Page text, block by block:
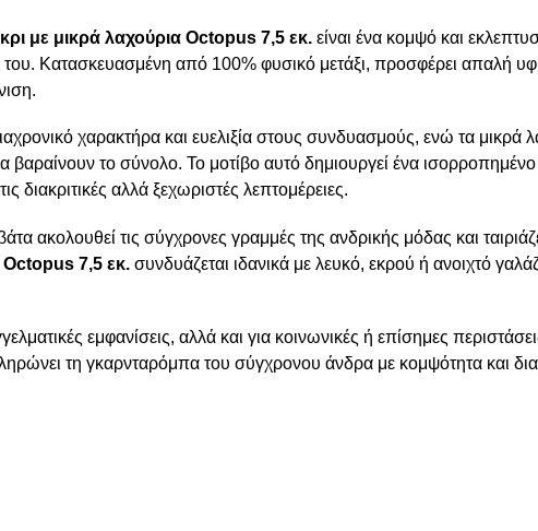
με μικρά λαχούρια Octopus 7,5 εκ.είναι ένα κομψό και
του. Κατασκευασμένη από 100% φυσικό μετάξι, προσφέρει απαλή
χαρακτήρα και ευελιξία στους συνδυασμούς, ενώ τα μικρά
το σύνολο. Το μοτίβο αυτό δημιουργεί ένα
διακριτικές αλλά ξεχωριστές λεπτομέρειες.
ακολουθεί τις σύγχρονες γραμμές της ανδρικής μόδας και
Octopus 7,5 εκ.συνδυάζεται ιδανικά με λευκό, εκρού ή ανοιχτό
εμφανίσεις, αλλά και για κοινωνικές ή επίσημες
τη γκαρνταρόμπα του σύγχρονου άνδρα με κομψότητα και